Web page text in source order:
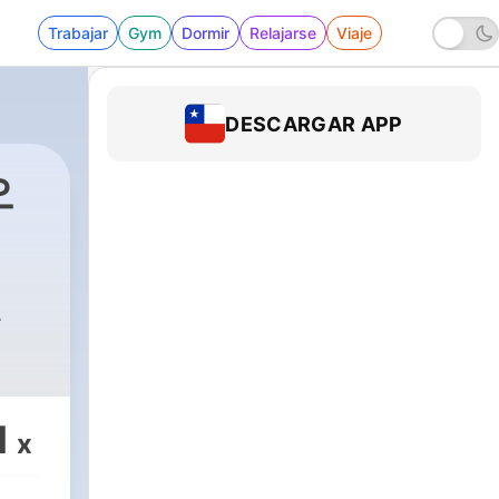
Trabajar Gym Dormir Relajarse Viaje
x
DESCARGAR APP